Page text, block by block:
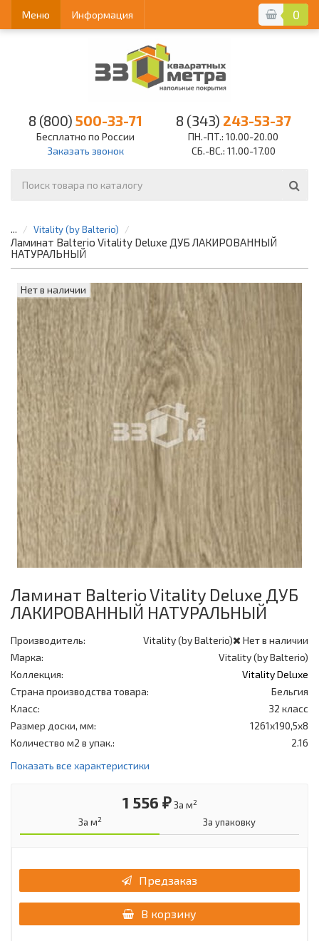
0
Меню Информация
8 (800) 500-33-71
Бесплатно по России
Заказать звонок
8 (343) 243-53-37
ПН.-ПТ.: 10.00-20.00
СБ.-ВС.: 11.00-17.00
... Vitality (by Balterio)
Ламинат Balterio Vitality Deluxe ДУБ ЛАКИРОВАННЫЙ
НАТУРАЛЬНЫЙ
Нет в наличии
Ламинат Balterio Vitality Deluxe ДУБ
ЛАКИРОВАННЫЙ НАТУРАЛЬНЫЙ
Нет в наличии
Производитель:
Vitality (by Balterio)
Марка:
Vitality (by Balterio)
Коллекция:
Vitality Deluxe
Страна производства товара:
Бельгия
Класс:
32 класс
Размер доски, мм:
1261x190,5x8
Количество м2 в упак.:
2.16
Показать все характеристики
1 556 ₽ За м2
За м2 За упаковку
Предзаказ
В корзину